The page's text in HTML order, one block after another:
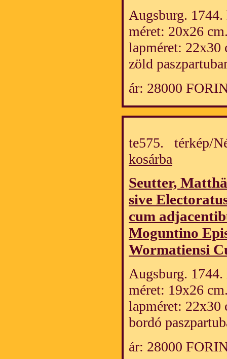
Augsburg. 1744.
méret: 20x26
lapméret: 22x30
zöld
ár: 28000
te575. térkép/
kosárba
Seutter,
sive
cum
Moguntino
Wormatiensi
Augsburg. 1744.
méret: 19x26
lapméret: 22x30
bordó
ár: 28000